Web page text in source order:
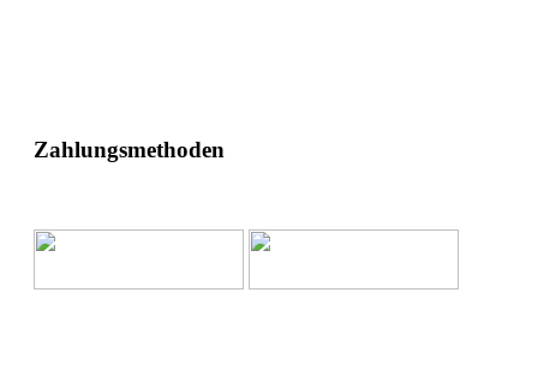
Zahlungsmethoden